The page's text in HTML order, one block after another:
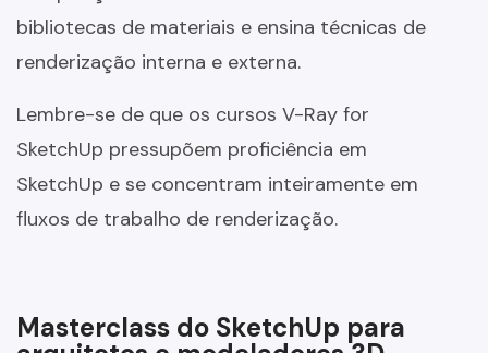
bibliotecas de materiais e ensina técnicas de
renderização interna e externa.
Lembre-se de que os cursos V-Ray for
SketchUp pressupõem proficiência em
SketchUp e se concentram inteiramente em
fluxos de trabalho de renderização.
Masterclass do SketchUp para